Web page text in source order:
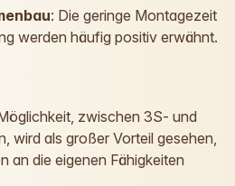
: Die geringe Montagezeit
werden häufig positiv erwähnt.
zwischen 3S- und
wird als großer Vorteil gesehen,
an die eigenen Fähigkeiten